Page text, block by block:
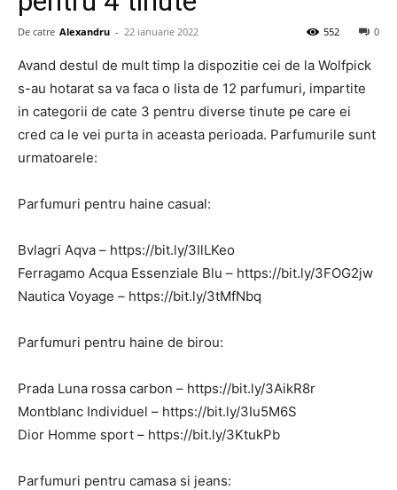
De catre Alexandru - 22 ianuarie 2022 0
552
Avand destul de mult timp la dispozitie cei de la Wolfpick
s-au hotarat sa va faca o lista de 12 parfumuri, impartite
in categorii de cate 3 pentru diverse tinute pe care ei
cred ca le vei purta in aceasta perioada. Parfumurile sunt
urmatoarele:
Parfumuri pentru haine casual:
Bvlagri Aqva – https://bit.ly/3IlLKeo
Ferragamo Acqua Essenziale Blu – https://bit.ly/3FOG2jw
Nautica Voyage – https://bit.ly/3tMfNbq
Parfumuri pentru haine de birou:
Prada Luna rossa carbon – https://bit.ly/3AikR8r
Montblanc Individuel – https://bit.ly/3Iu5M6S
Dior Homme sport – https://bit.ly/3KtukPb
Parfumuri pentru camasa si jeans: